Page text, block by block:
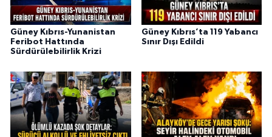
Güney Kıbrıs-Yunanistan
Feribot Hattında
Sürdürülebilirlik Krizi
Güney Kıbrıs’ta 119 Yabancı
Sınır Dışı Edildi